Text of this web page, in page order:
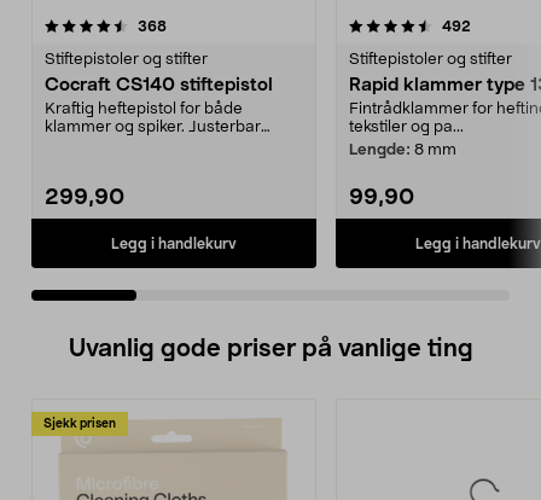
368anmeldelser
Stiftepistoler og stifter
Cocraft CS140 stiftepistol
Kraftig heftepistol for både
klammer og spiker. Justerbar
299,90
Legg i handlekurv
4.5 av 5 stjerner 492
Stiftepistoler og stifter
Rapid klammer type
Fintrådklammer for
tekstiler og pa...
Lengde: 8 mm
99,90
Legg i handlekurv
4.5 av 5 stjerner
Uvanlig gode priser på vanlige ting
Sjekk prisen